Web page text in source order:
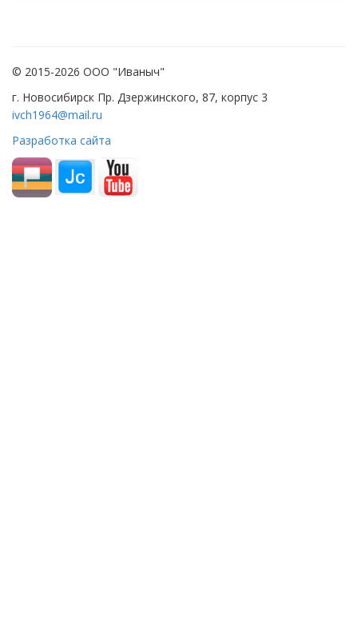
© 2015-2026 ООО "Иваныч"
г. Новосибирск Пр. Дзержинского, 87, корпус 3
ivch1964@mail.ru
Разработка сайта